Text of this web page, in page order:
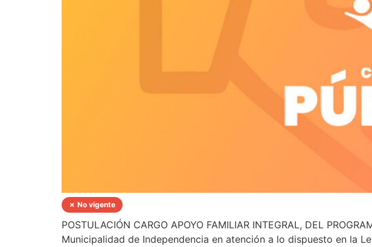
✗ No vigente
POSTULACIÓN CARGO APOYO FAMILIAR INTEGRAL, DEL
Municipalidad de Independencia en atención a lo dispuesto en la